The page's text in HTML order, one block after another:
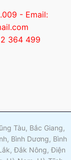
- Email:
364 499
Tàu, Bắc Giang,
Bình Dương, Bình
Đắk Nông, Điện